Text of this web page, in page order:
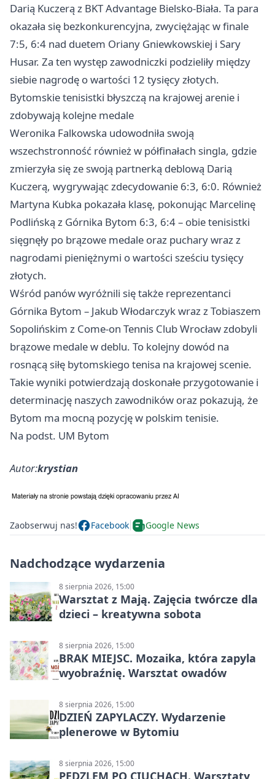
Darią Kuczerą z BKT Advantage Bielsko-Biała. Ta para
okazała się bezkonkurencyjna, zwyciężając w finale
7:5, 6:4 nad duetem Oriany Gniewkowskiej i Sary
Husar. Za ten występ zawodniczki podzieliły między
siebie nagrodę o wartości 12 tysięcy złotych.
Bytomskie tenisistki błyszczą na krajowej arenie i
zdobywają kolejne medale
Weronika Falkowska udowodniła swoją
wszechstronność również w półfinałach singla, gdzie
zmierzyła się ze swoją partnerką deblową Darią
Kuczerą, wygrywając zdecydowanie 6:3, 6:0. Również
Martyna Kubka pokazała klasę, pokonując Marcelinę
Podlińską z Górnika Bytom 6:3, 6:4 – obie tenisistki
sięgnęły po brązowe medale oraz puchary wraz z
nagrodami pieniężnymi o wartości sześciu tysięcy
złotych.
Wśród panów wyróżnili się także reprezentanci
Górnika Bytom – Jakub Włodarczyk wraz z Tobiaszem
Sopolińskim z Come-on Tennis Club Wrocław zdobyli
brązowe medale w deblu. To kolejny dowód na
rosnącą siłę bytomskiego tenisa na krajowej scenie.
Takie wyniki potwierdzają doskonałe przygotowanie i
determinację naszych zawodników oraz pokazują, że
Bytom ma mocną pozycję w polskim tenisie.
Na podst. UM Bytom
Autor:krystian
Zaobserwuj nas! Facebook Google News
Nadchodzące wydarzenia
8 sierpnia 2026, 15:00
Warsztat z Mają. Zajęcia twórcze dla
dzieci – kreatywna sobota
8 sierpnia 2026, 15:00
BRAK MIEJSC. Mozaika, która zapyla
wyobraźnię. Warsztat owadów
8 sierpnia 2026, 15:00
DZIEŃ ZAPYLACZY. Wydarzenie
plenerowe w Bytomiu
8 sierpnia 2026, 15:00
PĘDZLEM PO CIUCHACH. Warsztaty